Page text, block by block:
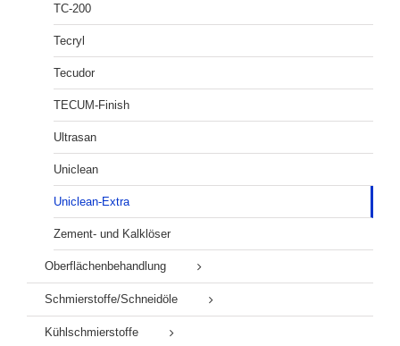
TC-200
Tecryl
Tecudor
TECUM-Finish
Ultrasan
Uniclean
Uniclean-Extra
Zement- und Kalklöser
Oberflächenbehandlung
Schmierstoffe/Schneidöle
Kühlschmierstoffe